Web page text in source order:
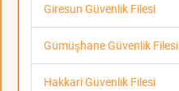
Giresun Güvenlik Filesi
Gümüşhane Güvenlik Filesi
Hakkari Güvenlik Filesi